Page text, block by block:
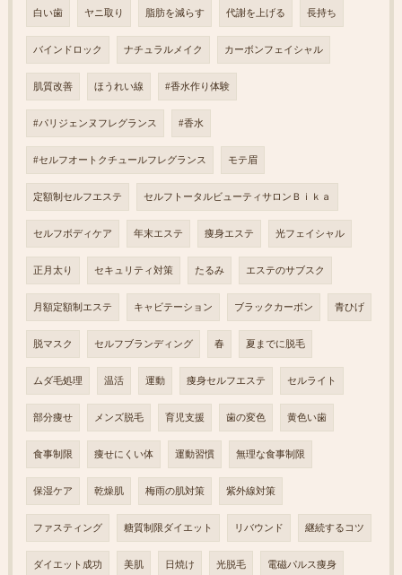
白い歯 ヤニ取り 脂肪を減らす 代謝を上げる 長持ち
バインドロック ナチュラルメイク カーボンフェイシャル
肌質改善 ほうれい線 #香水作り体験
#パリジェンヌフレグランス #香水
#セルフオートクチュールフレグランス モテ眉
定額制セルフエステ セルフトータルビューティサロンＢｉｋａ
セルフボディケア 年末エステ 痩身エステ 光フェイシャル
正月太り セキュリティ対策 たるみ エステのサブスク
月額定額制エステ キャビテーション ブラックカーボン 青ひげ
脱マスク セルフブランディング 春 夏までに脱毛
ムダ毛処理 温活 運動 痩身セルフエステ セルライト
部分痩せ メンズ脱毛 育児支援 歯の変色 黄色い歯
食事制限 痩せにくい体 運動習慣 無理な食事制限
保湿ケア 乾燥肌 梅雨の肌対策 紫外線対策
ファスティング 糖質制限ダイエット リバウンド 継続するコツ
ダイエット成功 美肌 日焼け 光脱毛 電磁パルス痩身